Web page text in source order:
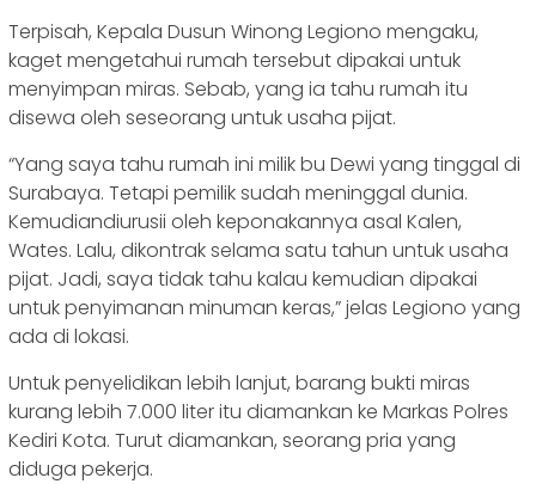
Terpisah, Kepala Dusun Winong Legiono mengaku,
kaget mengetahui rumah tersebut dipakai untuk
menyimpan miras. Sebab, yang ia tahu rumah itu
disewa oleh seseorang untuk usaha pijat.
“Yang saya tahu rumah ini milik bu Dewi yang tinggal di
Surabaya. Tetapi pemilik sudah meninggal dunia.
Kemudiandiurusii oleh keponakannya asal Kalen,
Wates. Lalu, dikontrak selama satu tahun untuk usaha
pijat. Jadi, saya tidak tahu kalau kemudian dipakai
untuk penyimanan minuman keras,” jelas Legiono yang
ada di lokasi.
Untuk penyelidikan lebih lanjut, barang bukti miras
kurang lebih 7.000 liter itu diamankan ke Markas Polres
Kediri Kota. Turut diamankan, seorang pria yang
diduga pekerja.